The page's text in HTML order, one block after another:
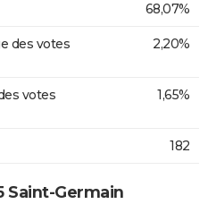
68,07%
des votes
2,20%
votes
1,65%
182
Saint-Germain